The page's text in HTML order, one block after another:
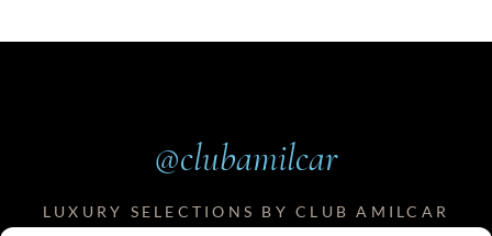
@clubamilcar
LUXURY SELECTIONS BY CLUB AMILCAR